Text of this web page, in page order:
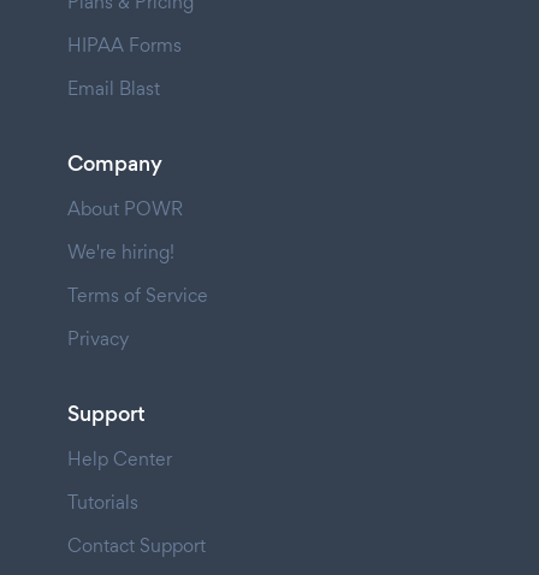
HIPAA Forms
Email Blast
Company
About POWR
We're hiring!
Terms of Service
Privacy
Support
Help Center
Tutorials
Contact Support